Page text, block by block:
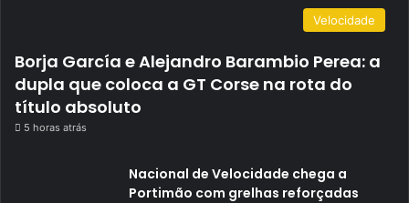
Velocidade
Borja García e Alejandro Barambio Perea: a
dupla que coloca a GT Corse na rota do
título absoluto
5 horas atrás
Nacional de Velocidade chega a
Portimão com grelhas reforçadas